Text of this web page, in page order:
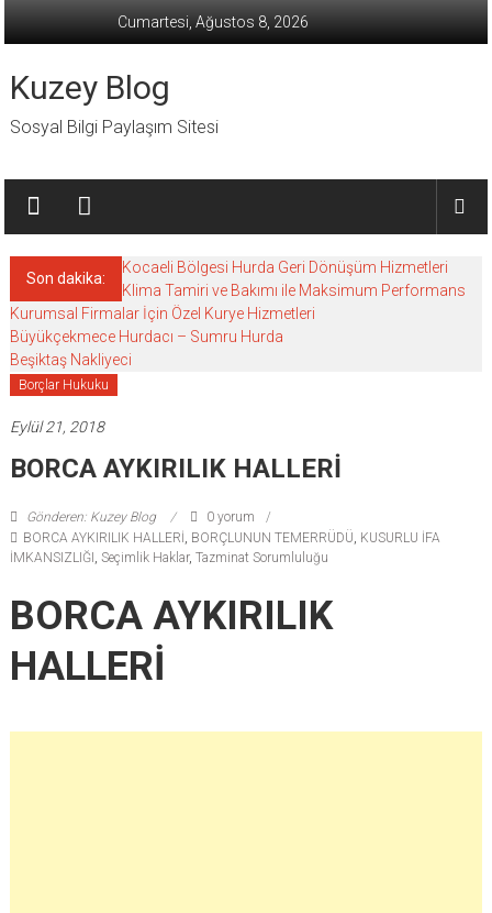
Cumartesi, Ağustos 8, 2026
Kuzey Blog
Sosyal Bilgi Paylaşım Sitesi
Son dakika:
Kocaeli Bölgesi Hurda Geri Dönüşüm Hizmetleri
Klima Tamiri ve Bakımı ile Maksimum Performans
Kurumsal Firmalar İçin Özel Kurye Hizmetleri
Büyükçekmece Hurdacı – Sumru Hurda
Beşiktaş Nakliyeci
Borçlar Hukuku
Eylül 21, 2018
BORCA AYKIRILIK HALLERİ
Gönderen: Kuzey Blog
0 yorum
BORCA AYKIRILIK HALLERİ, BORÇLUNUN TEMERRÜDÜ, KUSURLU İFA
İMKANSIZLIĞI , Seçimlik Haklar, Tazminat Sorumluluğu
BORCA AYKIRILIK
HALLERİ